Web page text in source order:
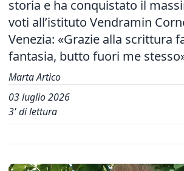
storia e ha conquistato il
voti all’istituto Vendramin
Venezia: «Grazie alla scrittura
fantasia, butto fuori me
Marta Artico
03 luglio 2026
3' di lettura